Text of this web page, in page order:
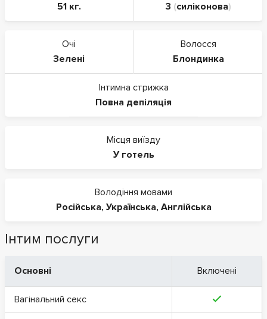
51 кг.
3 (силіконова)
Очі
Зелені
Волосся
Блондинка
Інтимна стрижка
Повна депіляція
Місця виїзду
У готель
Володіння мовами
Російська, Українська, Англійська
Інтим послуги
Основні Включені
Вагінальний секс